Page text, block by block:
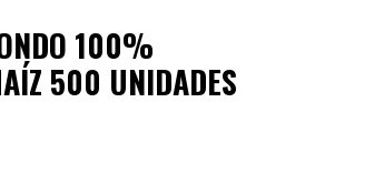
100%
500 UNIDADES